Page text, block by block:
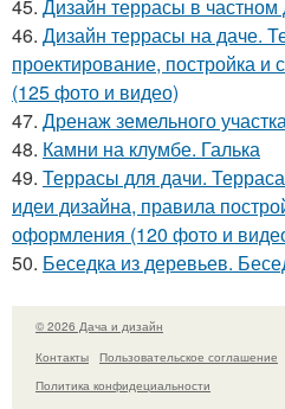
45. Дизайн террасы в
46. Дизайн террасы на даче.
проектирование, постройка
(125 фото и видео)
47. Дренаж земельного
48. Камни на клумбе. Галька
49. Террасы для дачи.
идеи дизайна, правила
оформления (120 фото и
50. Беседка из деревьев.
© 2026 Дача и дизайн
Контакты
Пользовательское соглашение
Политика конфидециальности